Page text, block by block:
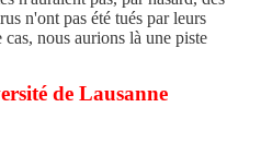
n'ont pas été tués par leurs
nous aurions là une piste
de Lausanne